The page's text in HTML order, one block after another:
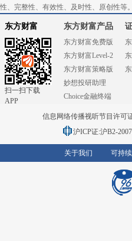
性、完整性、有效性、及时性、原创性等
东方财富
扫一扫下载
APP
东方财富产品
东方财富免费版
东方财富Level-2
东方财富策略版
妙想投研助理
Choice金融终端
信息网络传播视听节目许可
沪ICP证:沪B2-
关于我们 可持